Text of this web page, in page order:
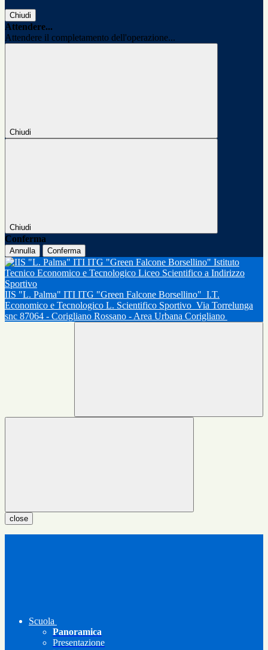
Chiudi
Attendere...
Attendere il completamento dell'operazione...
Chiudi
Chiudi
Conferma
Annulla Conferma
IIS "L. Palma" ITI ITG "Green Falcone Borsellino" I.T.
Economico e Tecnologico L. Scientifico Sportivo Via Torrelunga
snc 87064 - Corigliano Rossano - Area Urbana Corigliano
close
Scuola
Panoramica
Presentazione